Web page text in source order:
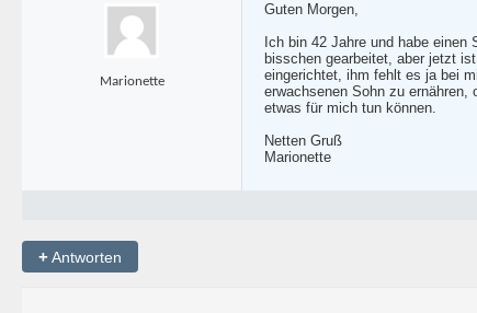
Marionette
Guten Morgen,
Ich bin 42 Jahre und habe
bisschen gearbeitet, aber jetzt
eingerichtet, ihm fehlt es ja bei
erwachsenen Sohn zu
etwas für mich tun können.
Netten Gruß
Marionette
+Antworten